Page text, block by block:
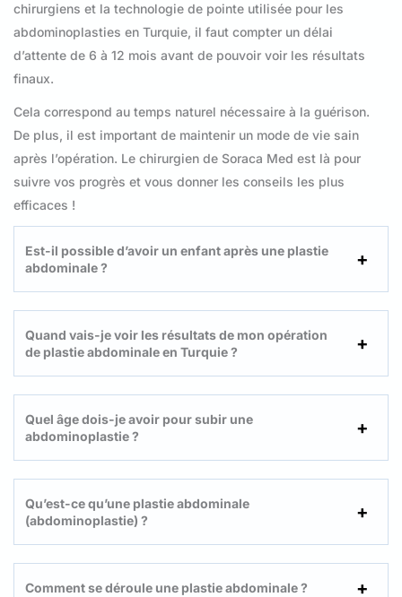
chirurgiens et la technologie de pointe utilisée pour les
abdominoplasties en Turquie, il faut compter un délai
d’attente de 6 à 12 mois avant de pouvoir voir les résultats
finaux.
Cela correspond au temps naturel nécessaire à la guérison.
De plus, il est important de maintenir un mode de vie sain
après l’opération. Le chirurgien de Soraca Med est là pour
suivre vos progrès et vous donner les conseils les plus
efficaces !
Est-il possible d’avoir un enfant après une plastie
abdominale ?
Quand vais-je voir les résultats de mon opération
de plastie abdominale en Turquie ?
Quel âge dois-je avoir pour subir une
abdominoplastie ?
Qu’est-ce qu’une plastie abdominale
(abdominoplastie) ?
Comment se déroule une plastie abdominale ?